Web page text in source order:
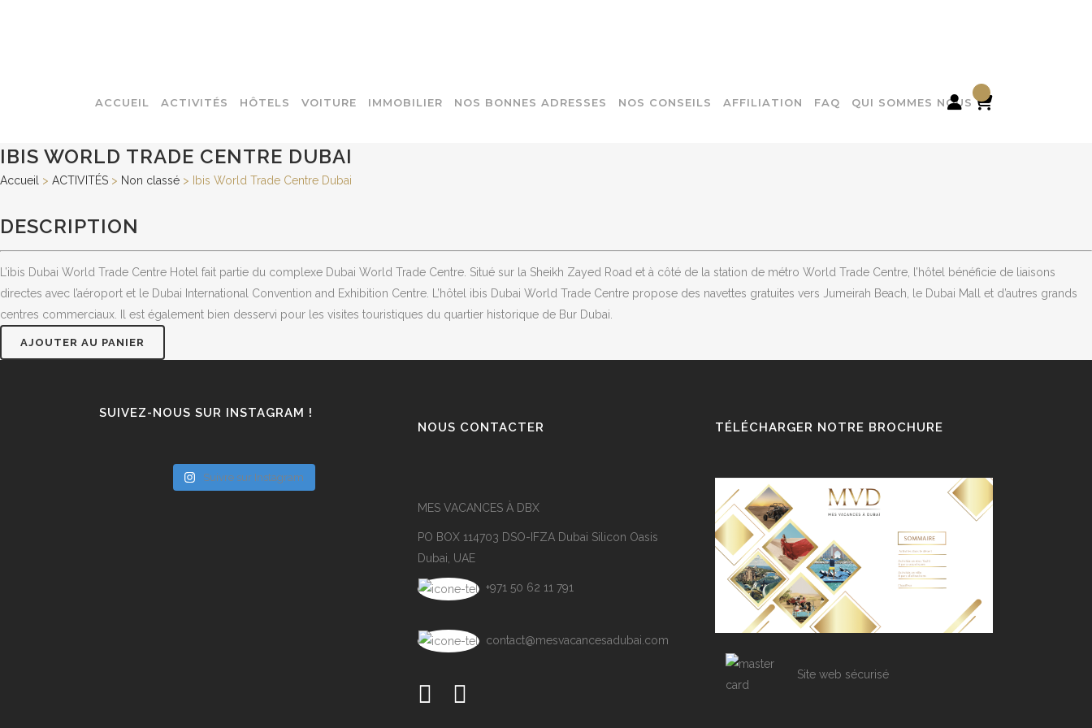
ACCUEIL ACTIVITÉS HÔTELS VOITURE IMMOBILIER NOS BONNES ADRESSES NOS CONSEILS AFFILIATION FAQ QUI SOMMES NOUS 
IBIS WORLD TRADE CENTRE DUBAI
Accueil > ACTIVITÉS > Non classé > Ibis World Trade Centre Dubai
DESCRIPTION
L’ibis Dubai World Trade Centre Hotel fait partie du complexe Dubai World Trade Centre. Situé sur la Sheikh Zayed Road et à côté de la station de métro World Trade Centre, l’hôtel bénéficie de liaisons
directes avec l’aéroport et le Dubai International Convention and Exhibition Centre. L’hôtel ibis Dubai World Trade Centre propose des navettes gratuites vers Jumeirah Beach, le Dubai Mall et d’autres grands
centres commerciaux. Il est également bien desservi pour les visites touristiques du quartier historique de Bur Dubai.
AJOUTER AU PANIER
SUIVEZ-NOUS SUR INSTAGRAM !
Suivre sur Instagram
NOUS CONTACTER
MES VACANCES À DBX
PO BOX 114703 DSO-IFZA Dubai Silicon Oasis
Dubai, UAE
+971 50 62 11 791
contact@mesvacancesadubai.com
TÉLÉCHARGER NOTRE BROCHURE
Site web sécurisé